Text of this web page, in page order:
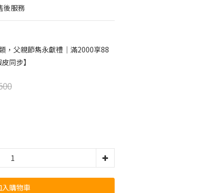
後服務
，父親節雋永獻禮｜滿2000享88
同步】
入購物車